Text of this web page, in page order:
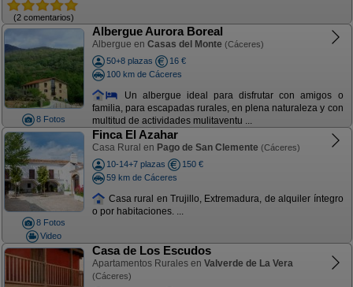
(2 comentarios)
8 Fotos
Albergue Aurora Boreal
Albergue en Casas del Monte (Cáceres)
50+8 plazas
16 €
100 km de Cáceres
Un albergue ideal para disfrutar con amigos o
familia, para escapadas rurales, en plena naturaleza y con
multitud de actividades mulitaventu ...
8 Fotos
Video
Finca El Azahar
Casa Rural en Pago de San Clemente (Cáceres)
10-14+7 plazas
150 €
59 km de Cáceres
Casa rural en Trujillo, Extremadura, de alquiler íntegro
o por habitaciones. ...
Casa de Los Escudos
Apartamentos Rurales en Valverde de La Vera
(Cáceres)